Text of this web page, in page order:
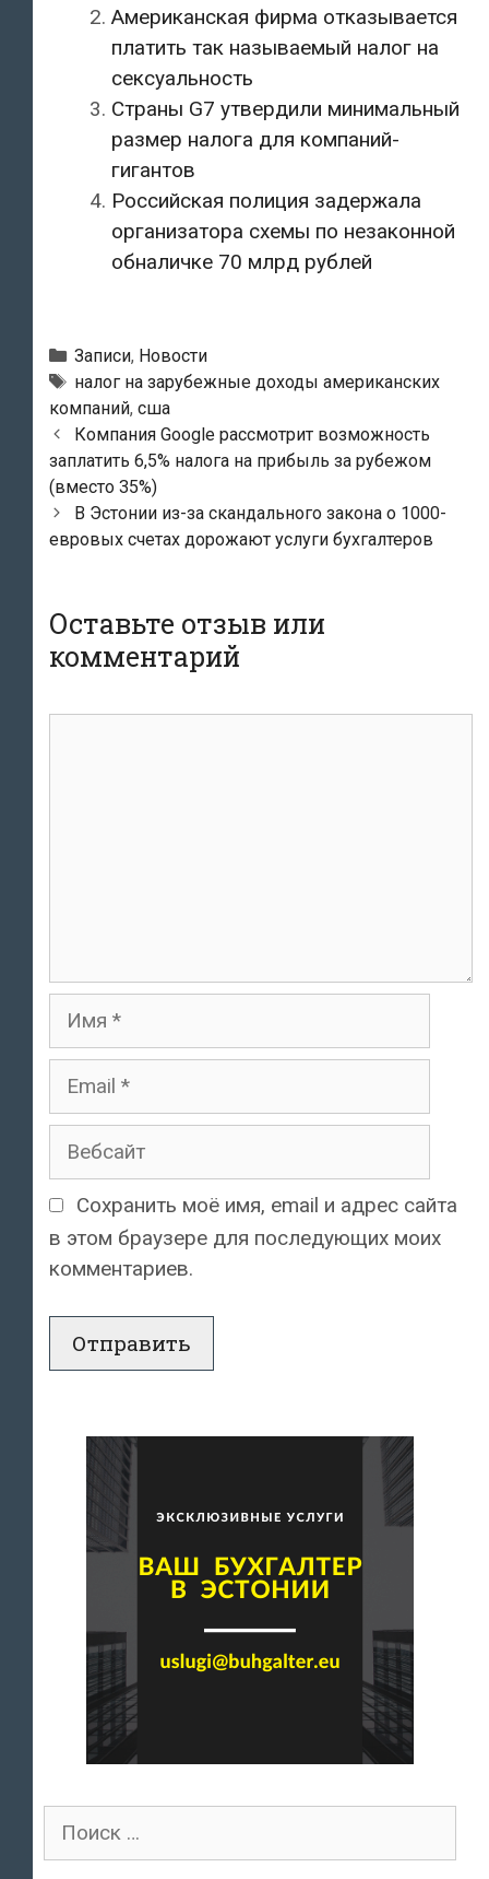
Американская фирма отказывается
платить так называемый налог на
сексуальность
Страны G7 утвердили минимальный
размер налога для компаний-
гигантов
Российская полиция задержала
организатора схемы по незаконной
обналичке 70 млрд рублей
Рубрики
Записи, Новости
Метки
налог на зарубежные доходы американских
компаний, сша
Навигация
по
записям
Компания Google рассмотрит возможность
заплатить 6,5% налога на прибыль за рубежом
(вместо 35%)
В Эстонии из-за скандального закона о 1000-
евровых счетах дорожают услуги бухгалтеров
Оставьте отзыв или
комментарий
Имя
Email
Вебсайт
Сохранить моё имя, email и адрес сайта
в этом браузере для последующих моих
комментариев.
Поиск